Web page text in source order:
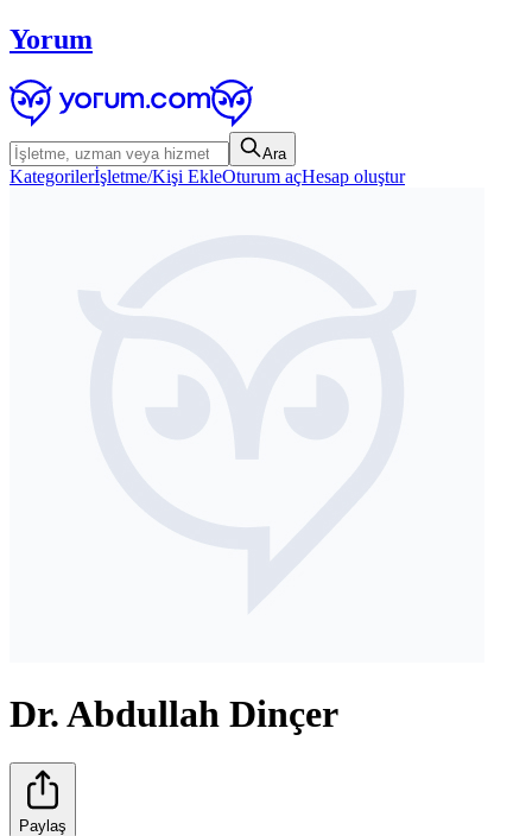
Yorum
Ara
Kategorilerİşletme/Kişi EkleOturum açHesap oluştur
Dr. Abdullah Dinçer
Paylaş